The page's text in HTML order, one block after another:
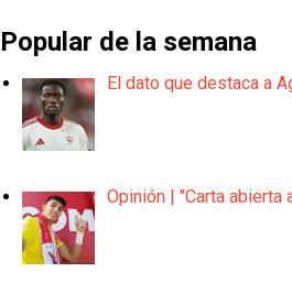
Popular de la semana
El dato que destaca a
Opinión | "Carta abierta